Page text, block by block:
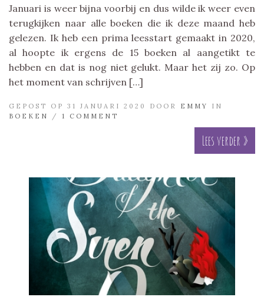
Januari is weer bijna voorbij en dus wilde ik weer even
terugkijken naar alle boeken die ik deze maand heb
gelezen. Ik heb een prima leesstart gemaakt in 2020,
al hoopte ik ergens de 15 boeken al aangetikt te
hebben en dat is nog niet gelukt. Maar het zij zo. Op
het moment van schrijven […]
GEPOST OP 31 JANUARI 2020 DOOR EMMY
IN
BOEKEN
/ 1 COMMENT
Lees verder »